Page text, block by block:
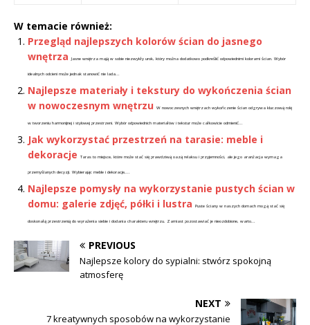
W temacie również:
Przegląd najlepszych kolorów ścian do jasnego
wnętrza
Jasne wnętrza mają w sobie niezwykły urok, który można dodatkowo podkreślić odpowiednimi kolorami ścian. Wybór
idealnych odcieni może jednak stanowić nie lada...
Najlepsze materiały i tekstury do wykończenia ścian
w nowoczesnym wnętrzu
W nowoczesnych wnętrzach wykończenie ścian odgrywa kluczową rolę
w tworzeniu harmonijnej i stylowej przestrzeni. Wybór odpowiednich materiałów i tekstur może całkowicie odmienić...
Jak wykorzystać przestrzeń na tarasie: meble i
dekoracje
Taras to miejsce, które może stać się prawdziwą oazą relaksu i przyjemności, ale jego aranżacja wymaga
przemyślanych decyzji. Wybierając meble i dekoracje,...
Najlepsze pomysły na wykorzystanie pustych ścian w
domu: galerie zdjęć, półki i lustra
Puste ściany w naszych domach mogą stać się
doskonałą przestrzenią do wyrażenia siebie i dodania charakteru wnętrzu. Zamiast pozostawiać je nieozdobione, warto...
PREVIOUS
Najlepsze kolory do sypialni: stwórz spokojną
atmosferę
NEXT
7 kreatywnych sposobów na wykorzystanie